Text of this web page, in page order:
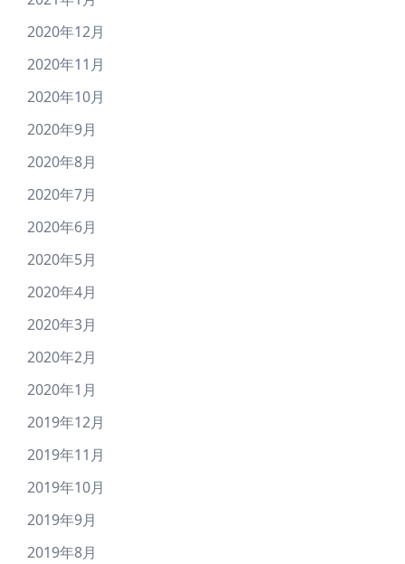
2020年12月
2020年11月
2020年10月
2020年9月
2020年8月
2020年7月
2020年6月
2020年5月
2020年4月
2020年3月
2020年2月
2020年1月
2019年12月
2019年11月
2019年10月
2019年9月
2019年8月